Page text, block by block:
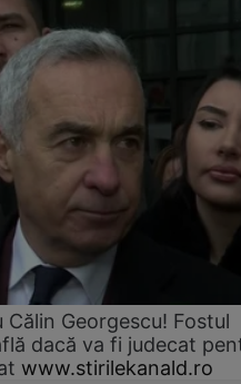
Călin Georgescu! Fostul
dacă va fi judecat
www.stirilekanald.ro